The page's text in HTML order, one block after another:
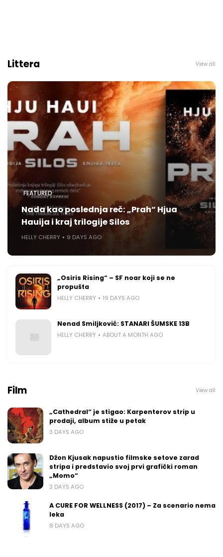
Littera View all
FEATURED
Nada kao poslednja reč: „Prah“ Hjua
Hauija i kraj trilogije Silos
HELLY CHERRY 9 DAYS AGO
„Osiris Rising“ – SF noar koji se ne
propušta
HELLY CHERRY 19 DAYS AGO
Nenad Smiljković: STANARI ŠUMSKE 13B
HELLY CHERRY ABOUT A MONTH AGO
Film View all
„Cathedral“ je stigao: Karpenterov strip u
prodaji, album stiže u petak
3 DAYS AGO
Džon Kjusak napustio filmske setove zarad
stripa i predstavio svoj prvi grafički roman
„Momo“
3 DAYS AGO
A CURE FOR WELLNESS (2017) – Za scenario nema
leka
8 DAYS AGO